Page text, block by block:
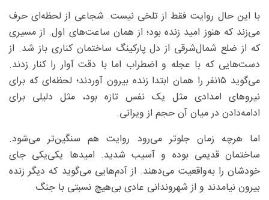
با این حال روایت فقط از تلخی نیست. شجاعی از لحظه‌ای حرف
می‌زند که هنوز امید زنده بود؛ از همان ساعت‌های اول. از مسیری
که از ضلع شمال‌شرقی از دل پارکینگ ساختمان کناری باز شد. از
دست‌هایی که با عجله و اضطراب اما با دقت آوار را کنار زدند.
می‌گوید ۱۵‌نفر را همان ابتدا زنده بیرون آوردند؛ لحظه‌ای که برای
نیروهای امدادی مثل یک نفس تازه بود، مثل دلیلی برای
ادامه‌دادن در میان آن حجم از ویرانی.
اما هرچه زمان جلوتر می‌رود روایت هم سنگین‌تر می‌شود.
ساختمان قدیمی بوده و آسیب شدید. امیدها یکی‌یکی جای
خودشان را به‌واقعیت می‌دهند. از آدم‌هایی می‌گوید که دیگر زنده
بیرون نیامدند و از شهروندانی عادی بی‌هیچ نسبتی با جنگ.